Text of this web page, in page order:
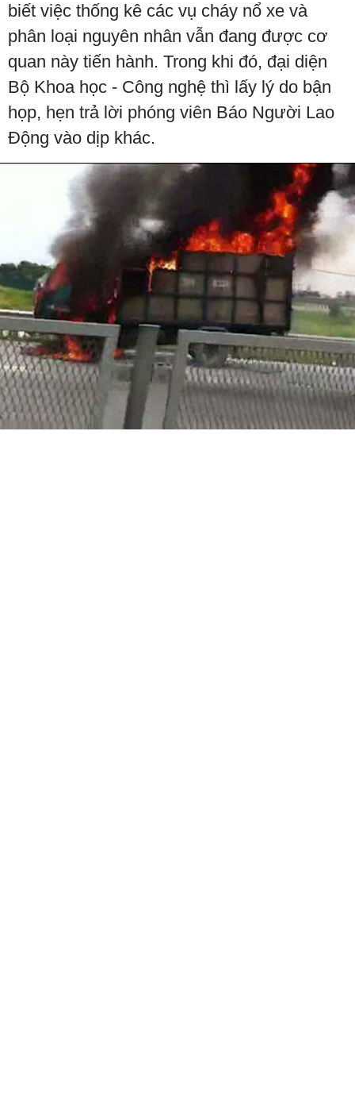
biết việc thống kê các vụ cháy nổ xe và
phân loại nguyên nhân vẫn đang được cơ
quan này tiến hành. Trong khi đó, đại diện
Bộ Khoa học - Công nghệ thì lấy lý do bận
họp, hẹn trả lời phóng viên Báo Người Lao
Động vào dịp khác.